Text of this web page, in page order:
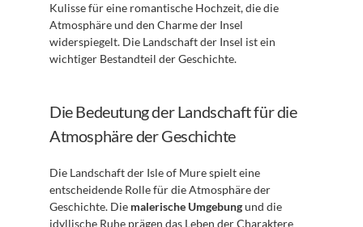
Kulisse für eine romantische Hochzeit, die die
Atmosphäre und den Charme der Insel
widerspiegelt. Die Landschaft der Insel ist ein
wichtiger Bestandteil der Geschichte.
Die Bedeutung der Landschaft für die
Atmosphäre der Geschichte
Die Landschaft der Isle of Mure spielt eine
entscheidende Rolle für die Atmosphäre der
Geschichte. Die malerische Umgebung und die
idyllische Ruhe prägen das Leben der Charaktere